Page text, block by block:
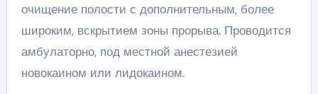
очищение полости с дополнительным, более
широким, вскрытием зоны прорыва. Проводится
амбулаторно, под местной анестезией
новокаином или лидокаином.